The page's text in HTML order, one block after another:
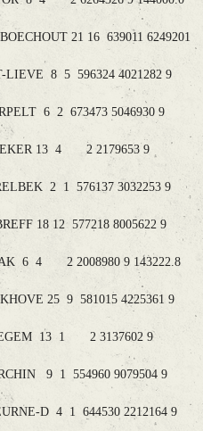
21 16 639011 6249201
8 5 596324 4021282 9
6 2 673473 5046930 9
13 4 2 2179653 9
2 1 576137 3032253 9
18 12 577218 8005622 9
6 4 2 2008980 9 143222.8
25 9 581015 4225361 9
13 1 2 3137602 9
9 1 554960 9079504 9
D 4 1 644530 2212164 9